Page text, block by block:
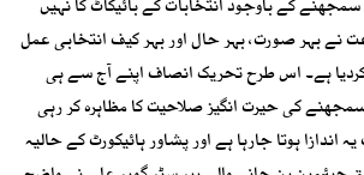
کے باوجود انتخابات کے بائیکاٹ کا نہیں
بہر صورت، بہر حال اور بہر کیف انتخابی عمل
ہے۔ اس طرح تحریک انصاف اپنے آج سے ہی
کی حیرت انگیز صلاحیت کا مظاہرہ کر رہی
ہوتا جارہا ہے اور پشاور ہائیکورٹ کے حالیہ